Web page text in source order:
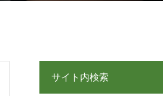
サイト内検索